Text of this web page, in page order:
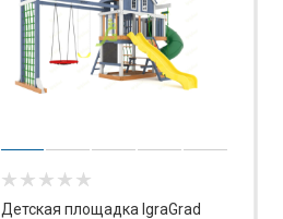
Детская площадка IgraGrad